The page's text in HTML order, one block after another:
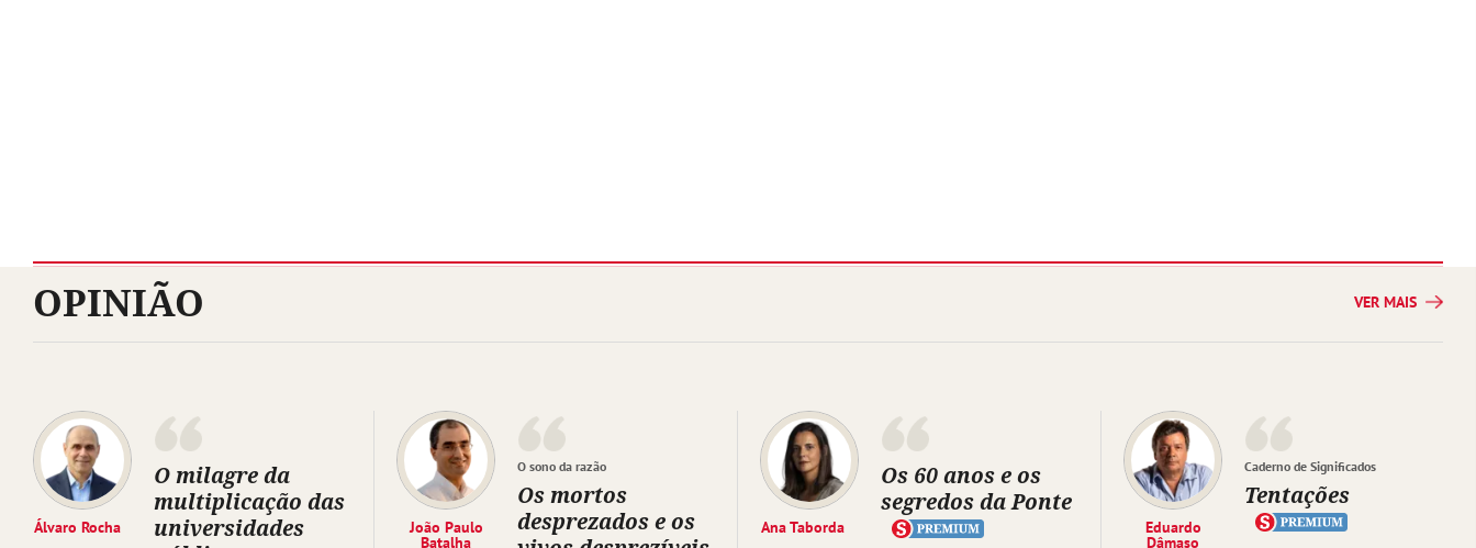
OPINIÃO VER MAIS
Álvaro Rocha
O milagre da
multiplicação das
universidades
João Paulo
Batalha
O sono da razão
Os mortos
desprezados e os
Ana Taborda
Os 60 anos e os
segredos da Ponte
Eduardo
Dâmaso
Caderno de Significados
Tentações